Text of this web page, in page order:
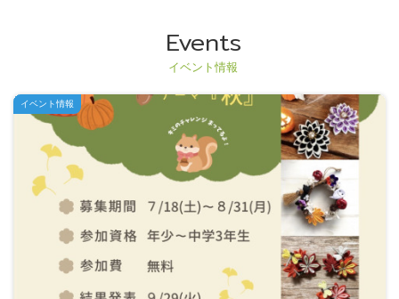
Events
イベント情報
イベント情報